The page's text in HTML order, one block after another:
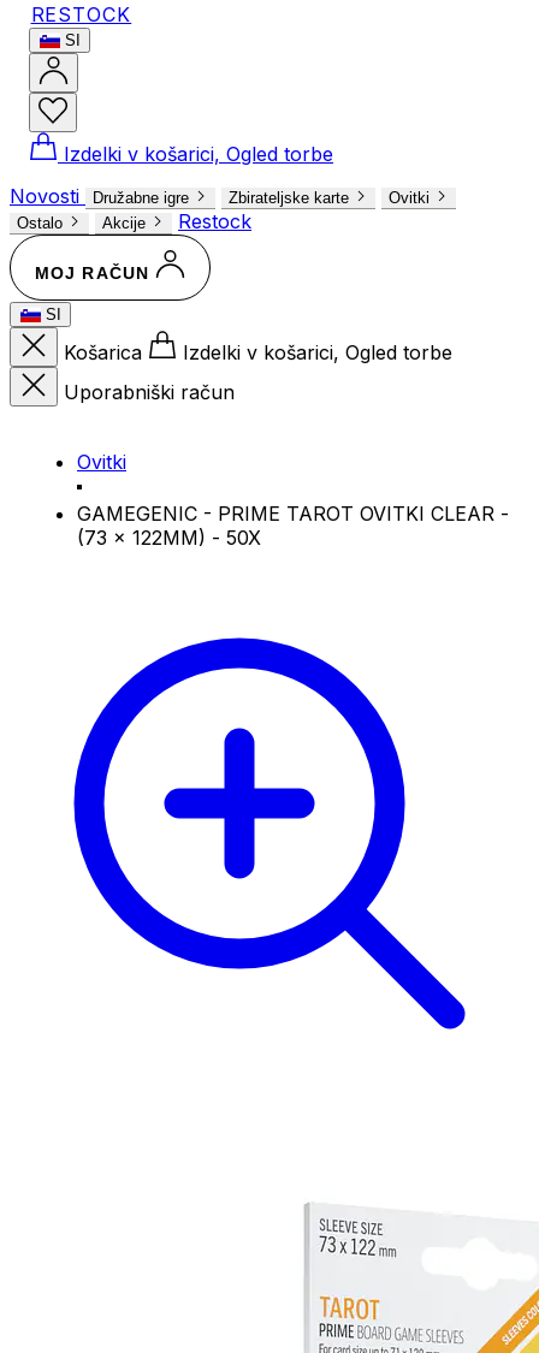
RESTOCK
SI
Izdelki v košarici, Ogled torbe
Novosti
Družabne igre Zbirateljske karte
Ovitki
Ostalo
Akcije Restock
MOJ RAČUN
SI
Košarica
Izdelki v košarici, Ogled torbe
Uporabniški račun
Ovitki
GAMEGENIC - PRIME TAROT OVITKI CLEAR -
(73 x 122MM) - 50X